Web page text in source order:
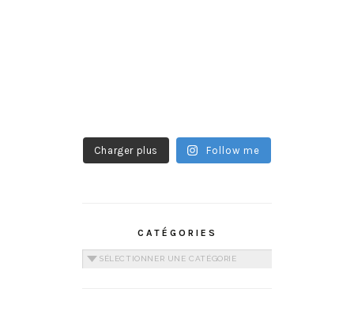
Charger plus Follow me
CATÉGORIES
Catégories